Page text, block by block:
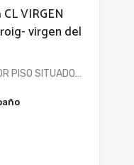
VIRGEN
virgen del
PISO SITUADO…